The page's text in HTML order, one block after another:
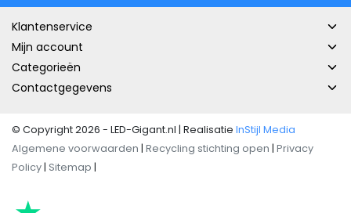
Klantenservice
Mijn account
Categorieën
Contactgegevens
© Copyright 2026 - LED-Gigant.nl | Realisatie InStijl Media
Algemene voorwaarden | Recycling stichting open | Privacy
Policy | Sitemap |